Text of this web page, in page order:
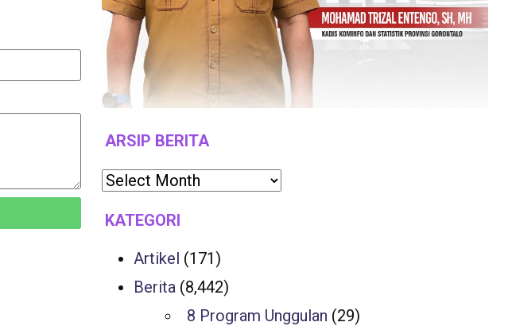
ARSIP BERITA
KATEGORI
Artikel (171)
Berita (8,442)
8 Program Unggulan (29)